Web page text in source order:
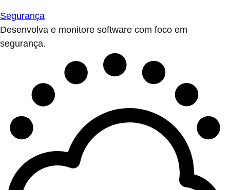
Segurança
Desenvolva e monitore software com foco em
segurança.